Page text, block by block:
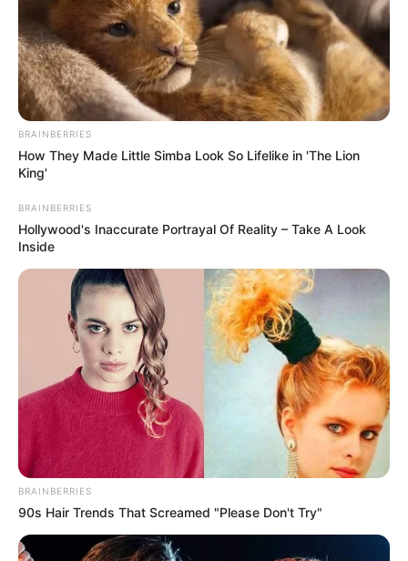
BRAINBERRIES
How They Made Little Simba Look So Lifelike in 'The Lion
King'
BRAINBERRIES
Hollywood's Inaccurate Portrayal Of Reality – Take A Look
Inside
BRAINBERRIES
90s Hair Trends That Screamed "Please Don't Try"